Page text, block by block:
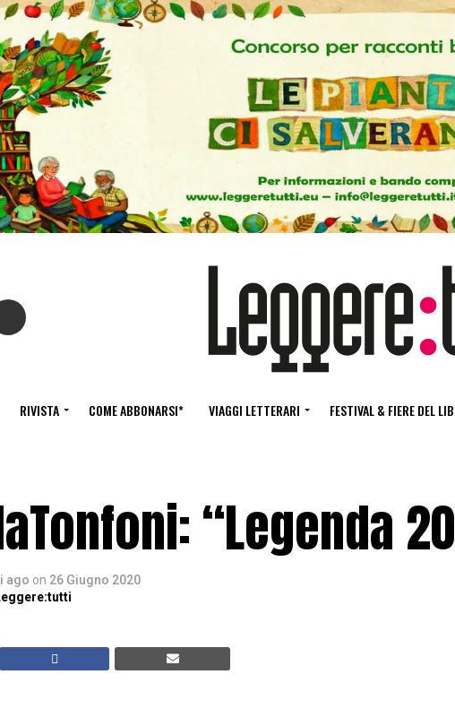
RIVISTA COME ABBONARSI* VIAGGI LETTERARI FESTIVAL & FIERE DEL
“Legenda
ago on 26 Giugno 2020